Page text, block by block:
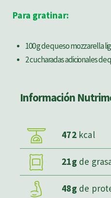
Para gratinar:
100 g de queso mozzarella
2 cucharadas adicionales
Información
472 kcal
21g de
48g de